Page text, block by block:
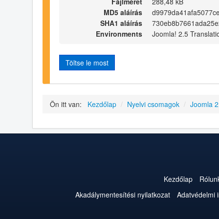
MD5 aláírás
SHA1 aláírás
Environments
Joomla! 2.5
Töltse le most
Ön itt van: Kezdőlap / Nyelvi csomagok / Joomla
Kezdőlap
Akadálymentesítési nyilatkozat
Adatvédelmi